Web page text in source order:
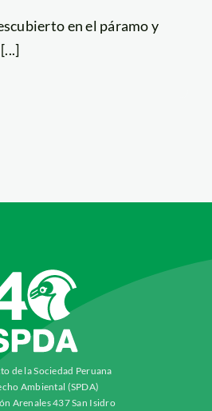
en el páramo y
de la Sociedad Peruana
Ambiental (SPDA)
Arenales 437 San Isidro